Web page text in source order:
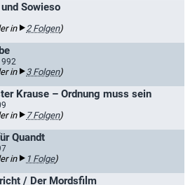
Sowieso
in 2 Folgen)
in 3 Folgen)
Krause – Ordnung muss sein
in 7 Folgen)
Quandt
in 1 Folge)
/ Der Mordsfilm